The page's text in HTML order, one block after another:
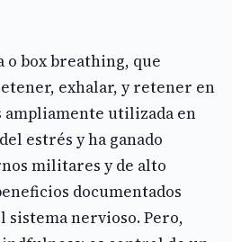
o box breathing, que
exhalar, y retener en
ampliamente utilizada en
estrés y ha ganado
militares y de alto
documentados
sistema nervioso. Pero,